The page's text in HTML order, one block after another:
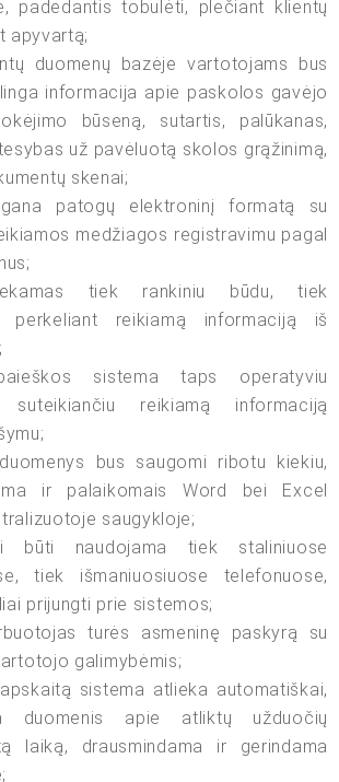
padedantis tobulėti, plečiant klientų
apyvartą;
duomenų bazėje vartotojams bus
informacija apie paskolos gavėjo
būseną, sutartis, palūkanas,
už pavėluotą skolos grąžinimą,
skenai;
patogų elektroninį formatą su
medžiagos registravimu pagal
tiek rankiniu būdu, tiek
perkeliant reikiamą informaciją iš
sistema taps operatyviu
suteikiančiu reikiamą informaciją
bus saugomi ribotu kiekiu,
ir palaikomais Word bei Excel
saugykloje;
būti naudojama tiek staliniuose
tiek išmaniuosiuose telefonuose,
prijungti prie sistemos;
turės asmeninę paskyrą su
galimybėmis;
sistema atlieka automatiškai,
duomenis apie atliktų užduočių
laiką, drausmindama ir gerindama